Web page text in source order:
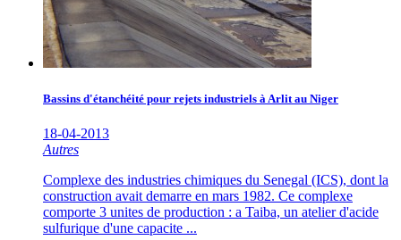
Bassins d'étanchéité pour rejets industriels à Arlit au Niger
18-04-2013
Autres
Complexe des industries chimiques du Senegal (ICS), dont la
construction avait demarre en mars 1982. Ce complexe
comporte 3 unites de production : a Taiba, un atelier d'acide
sulfurique d'une capacite ...